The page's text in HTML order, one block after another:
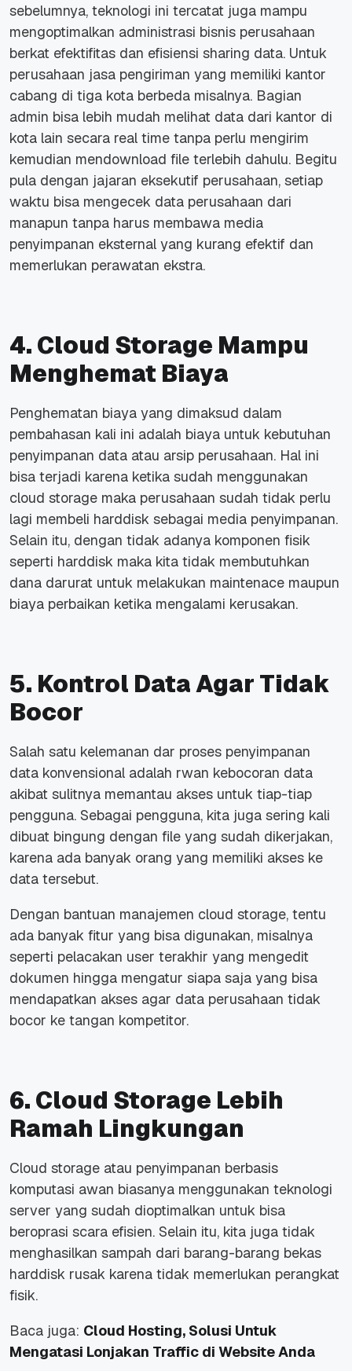
sebelumnya, teknologi ini tercatat juga mampu
mengoptimalkan administrasi bisnis perusahaan
berkat efektifitas dan efisiensi sharing data. Untuk
perusahaan jasa pengiriman yang memiliki kantor
cabang di tiga kota berbeda misalnya. Bagian
admin bisa lebih mudah melihat data dari kantor di
kota lain secara real time tanpa perlu mengirim
kemudian mendownload file terlebih dahulu. Begitu
pula dengan jajaran eksekutif perusahaan, setiap
waktu bisa mengecek data perusahaan dari
manapun tanpa harus membawa media
penyimpanan eksternal yang kurang efektif dan
memerlukan perawatan ekstra.
4. Cloud Storage Mampu
Menghemat Biaya
Penghematan biaya yang dimaksud dalam
pembahasan kali ini adalah biaya untuk kebutuhan
penyimpanan data atau arsip perusahaan. Hal ini
bisa terjadi karena ketika sudah menggunakan
cloud storage maka perusahaan sudah tidak perlu
lagi membeli harddisk sebagai media penyimpanan.
Selain itu, dengan tidak adanya komponen fisik
seperti harddisk maka kita tidak membutuhkan
dana darurat untuk melakukan maintenace maupun
biaya perbaikan ketika mengalami kerusakan.
5. Kontrol Data Agar Tidak
Bocor
Salah satu kelemanan dar proses penyimpanan
data konvensional adalah rwan kebocoran data
akibat sulitnya memantau akses untuk tiap-tiap
pengguna. Sebagai pengguna, kita juga sering kali
dibuat bingung dengan file yang sudah dikerjakan,
karena ada banyak orang yang memiliki akses ke
data tersebut.
Dengan bantuan manajemen cloud storage, tentu
ada banyak fitur yang bisa digunakan, misalnya
seperti pelacakan user terakhir yang mengedit
dokumen hingga mengatur siapa saja yang bisa
mendapatkan akses agar data perusahaan tidak
bocor ke tangan kompetitor.
6. Cloud Storage Lebih
Ramah Lingkungan
Cloud storage atau penyimpanan berbasis
komputasi awan biasanya menggunakan teknologi
server yang sudah dioptimalkan untuk bisa
beroprasi scara efisien. Selain itu, kita juga tidak
menghasilkan sampah dari barang-barang bekas
harddisk rusak karena tidak memerlukan perangkat
fisik.
Baca juga: Cloud Hosting, Solusi Untuk
Mengatasi Lonjakan Traffic di Website Anda